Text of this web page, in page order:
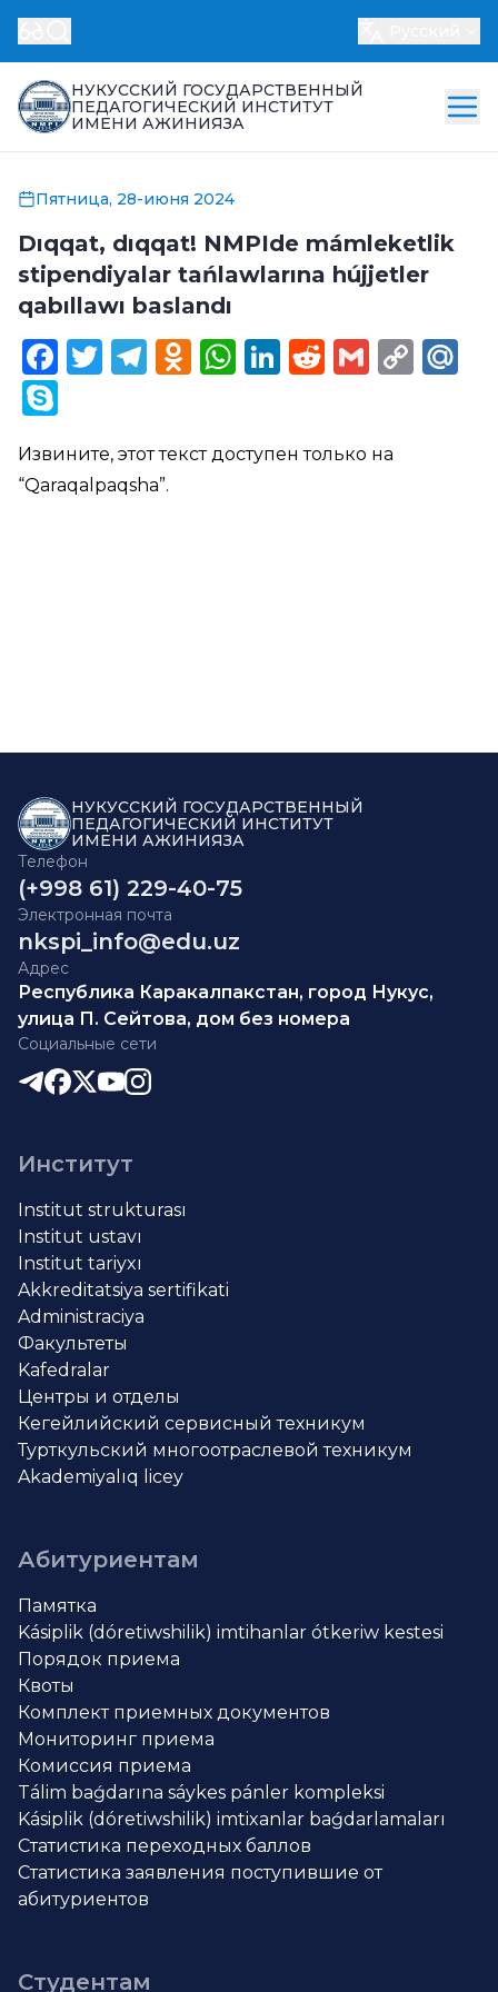
НУКУССКИЙ ГОСУДАРСТВЕННЫЙ
ПЕДАГОГИЧЕСКИЙ ИНСТИТУТ
ИМЕНИ АЖИНИЯЗА
Пятница, 28-июня 2024
Dıqqat, dıqqat! NMPIde mámleketlik
stipendiyalar tańlawlarına hújjetler
qabıllawı baslandı
Facebook
Twitter
Telegram
Odnoklassniki
WhatsApp
LinkedIn
Reddit
Gmail
Извините, этот текст доступен только на
“Qaraqalpaqsha”.
НУКУССКИЙ ГОСУДАРСТВЕННЫЙ
ПЕДАГОГИЧЕСКИЙ ИНСТИТУТ
ИМЕНИ АЖИНИЯЗА
Телефон
(+998 61) 229-40-75
Электронная почта
nkspi_info@edu.uz
Адрес
Республика Каракалпакстан, город Нукус,
улица П. Сейтова, дом без номера
Социальные сети
Институт
Institut strukturası
Institut ustavı
Institut tariyxı
Akkreditatsiya sertifikati
Administraciya
Факультеты
Kafedralar
Центры и отделы
Кегейлийский сервисный техникум
Турткульский многоотраслевой техникум
Akademiyalıq licey
Абитуриентам
Памятка
Kásiplik (dóretiwshilik) imtihanlar ótkeriw kestesi
Порядок приема
Квоты
Комплект приемных документов
Мониторинг приема
Комиссия приема
Tálim baǵdarına sáykes pánler kompleksi
Kásiplik (dóretiwshilik) imtixanlar baǵdarlamaları
Статистика переходных баллов
Статистика заявления поступившие от
абитуриентов
Студентам